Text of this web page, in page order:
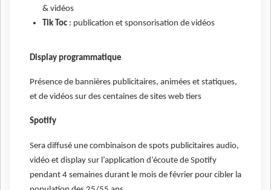
& vidéos
Tik Toc: publication et sponsorisation de vidéos
Display programmatique
Présence de bannières publicitaires, animées et statiques,
et de vidéos sur des centaines de sites web tiers
Spotify
Sera diffusé une combinaison de spots publicitaires audio,
vidéo et display sur l’application d’écoute de Spotify
pendant 4 semaines durant le mois de février pour cibler la